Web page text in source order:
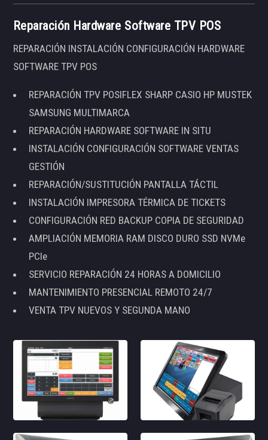
Reparación Hardware Software TPV POS
REPARACIÓN INSTALACIÓN CONFIGURACIÓN HARDWARE
SOFTWARE TPV POS
REPARACIÓN TPV POSIFLEX SHARP CASIO HP MUSTEK
SAMSUNG MULTIMARCA
REPARACIÓN HARDWARE SOFTWARE IN SITU
INSTALACIÓN CONFIGURACIÓN SOFTWARE VENTAS
GESTIÓN
REPARACIÓN/SUSTITUCIÓN PANTALLA TÁCTIL
INSTALACIÓN IMPRESORA TÉRMICA DE TICKETS
CONFIGURACIÓN RED BACKUP COPIA DE SEGURIDAD
AMPLIACIÓN MEMORIA RAM DISCO DURO SSD NVMe
PCIe
SERVICIO REPARACIÓN 24 HORAS A DOMICILIO
MANTENIMIENTO PRESENCIAL REMOTO 24/7
VENTA TPV NUEVOS Y SEGUNDA MANO